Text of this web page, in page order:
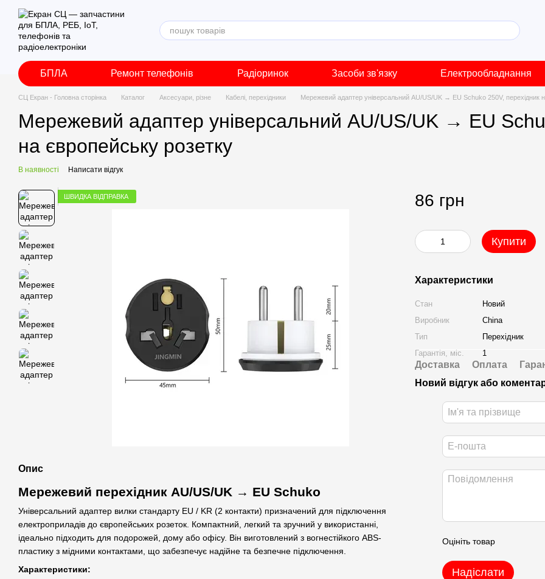
Перейти до основного контенту
БПЛА Ремонт телефонів Радіоринок Засоби зв'язку Електрообладнання
СЦ Екран - Головна сторінка Каталог Аксесуари, різне Кабелі, перехідники Мережевий адаптер універсальний AU/US/UK → EU Schuko 250V, перехідник
Мережевий адаптер універсальний AU/US/UK → EU
на європейську розетку
В наявності Написати відгук
ШВИДКА ВІДПРАВКА
Опис
Мережевий перехідник AU/US/UK → EU Schuko
Універсальний адаптер вилки стандарту EU / KR (2 контакти) призначений для підключення
електроприладів до європейських розеток. Компактний, легкий та зручний у використанні,
ідеально підходить для подорожей, дому або офісу. Він виготовлений з вогнестійкого ABS-
пластику з мідними контактами, що забезпечує надійне та безпечне підключення.
Характеристики:
86 грн
Купити
Характеристики
Стан
Новий
Виробник
China
Тип
Перехідник
Гарантія, міс.
1
Доставка Оплата
Новий відгук або
Оцініть товар
Надіслати